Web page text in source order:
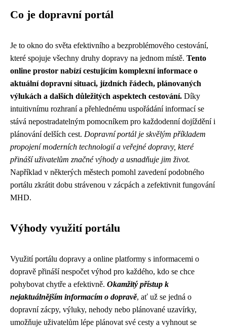
Co je dopravní portál
Je to okno do světa efektivního a bezproblémového cestování,
které spojuje všechny druhy dopravy na jednom místě. Tento
online prostor nabízí cestujícím komplexní informace o
aktuální dopravní situaci, jízdních řádech, plánovaných
výlukách a dalších důležitých aspektech cestování. Díky
intuitivnímu rozhraní a přehlednému uspořádání informací se
stává nepostradatelným pomocníkem pro každodenní dojíždění i
plánování delších cest. Dopravní portál je skvělým příkladem
propojení moderních technologií a veřejné dopravy, které
přináší uživatelům značné výhody a usnadňuje jim život.
Například v některých městech pomohl zavedení podobného
portálu zkrátit dobu strávenou v zácpách a zefektivnit fungování
MHD.
Výhody využití portálu
Využití portálu dopravy a online platformy s informacemi o
dopravě přináší nespočet výhod pro každého, kdo se chce
pohybovat chytře a efektivně. Okamžitý přístup k
nejaktuálnějším informacím o dopravě, ať už se jedná o
dopravní zácpy, výluky, nehody nebo plánované uzavírky,
umožňuje uživatelům lépe plánovat své cesty a vyhnout se